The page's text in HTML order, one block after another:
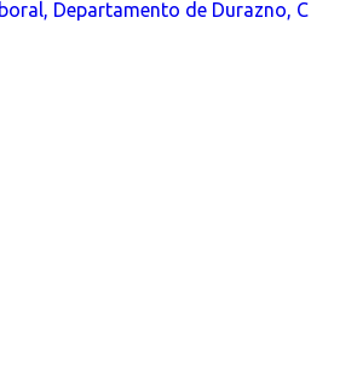
Departamento de Durazno, C